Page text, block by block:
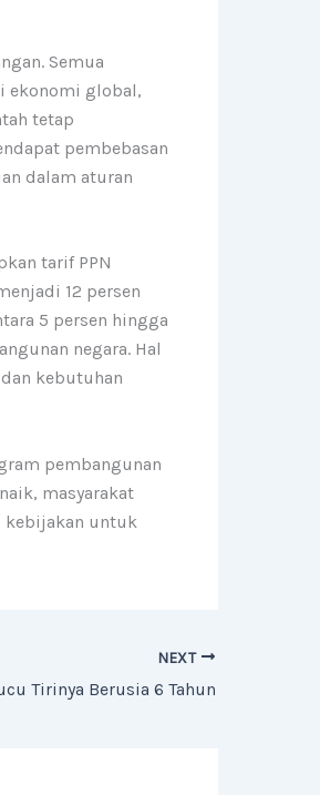
Semua
ekonomi global,
tetap
pembebasan
dalam aturan
tarif PPN
12 persen
5 persen hingga
negara. Hal
kebutuhan
pembangunan
masyarakat
kebijakan untuk
NEXT
Tirinya Berusia 6 Tahun